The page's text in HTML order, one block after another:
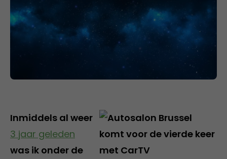
Inmiddels al weer
3 jaar geleden
was ik onder de